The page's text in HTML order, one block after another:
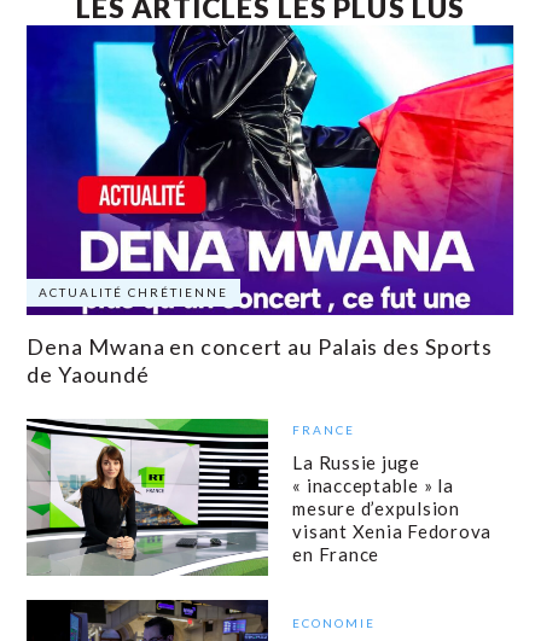
LES ARTICLES LES PLUS LUS
ACTUALITÉ CHRÉTIENNE
Dena Mwana en concert au Palais des Sports
de Yaoundé
FRANCE
La Russie juge
« inacceptable » la
mesure d’expulsion
visant Xenia Fedorova
en France
ECONOMIE